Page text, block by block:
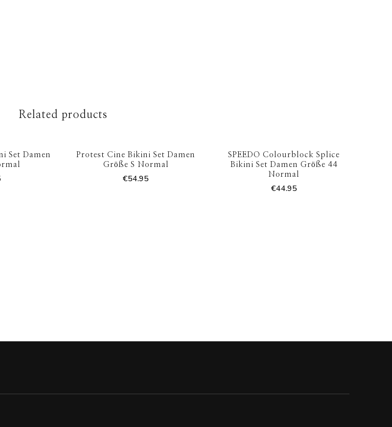
Related products
Set Damen
Protest Cine Bikini Set Damen
Größe S Normal
€54.95
SPEEDO Colourblock Splice
Bikini Set Damen Größe 44
Normal
€44.95